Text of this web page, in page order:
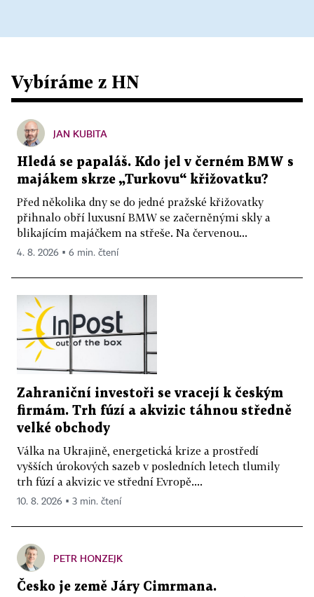
Vybíráme z HN
JAN KUBITA
Hledá se papaláš. Kdo jel v černém BMW s
majákem skrze „Turkovu“ křižovatku?
Před několika dny se do jedné pražské křižovatky
přihnalo obří luxusní BMW se začerněnými skly a
blikajícím majáčkem na střeše. Na červenou...
4. 8. 2026 ▪ 6 min. čtení
Zahraniční investoři se vracejí k českým
firmám. Trh fúzí a akvizic táhnou středně
velké obchody
Válka na Ukrajině, energetická krize a prostředí
vyšších úrokových sazeb v posledních letech tlumily
trh fúzí a akvizic ve střední Evropě....
10. 8. 2026 ▪ 3 min. čtení
PETR HONZEJK
Česko je země Járy Cimrmana.